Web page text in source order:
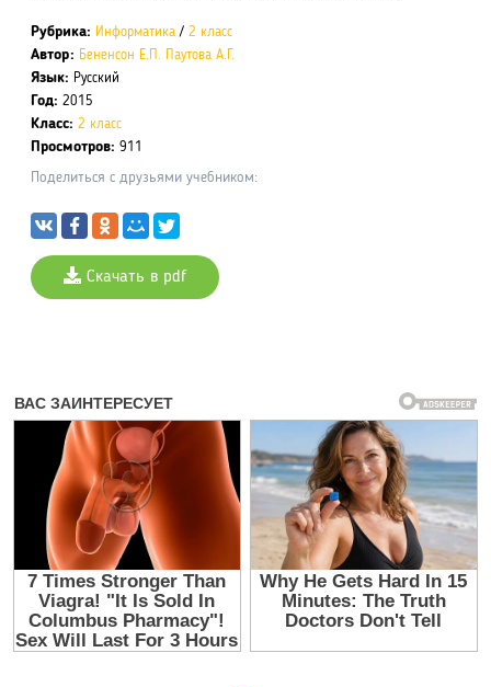
Рубрика: Информатика / 2 класс
Автор: Бененсон Е.П. Паутова А.Г.
Язык: Русский
Год: 2015
Класс: 2 класс
Просмотров: 911
Поделиться с друзьями учебником:
Скачать в pdf